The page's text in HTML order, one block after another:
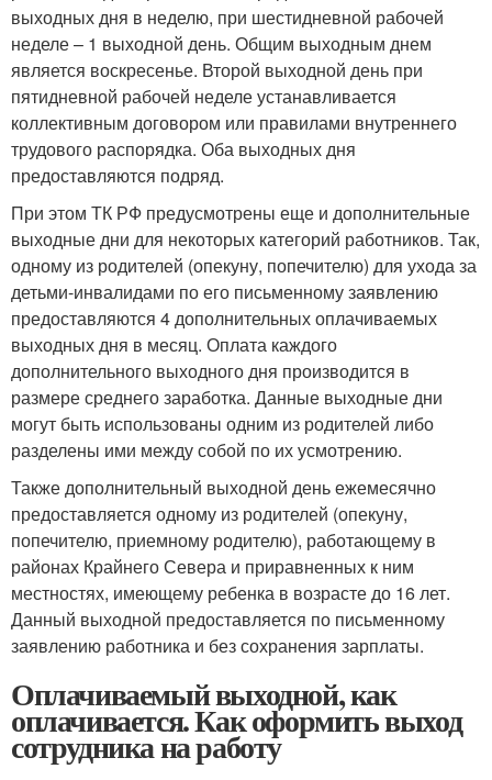
выходных дня в неделю, при шестидневной рабочей
неделе – 1 выходной день. Общим выходным днем
является воскресенье. Второй выходной день при
пятидневной рабочей неделе устанавливается
коллективным договором или правилами внутреннего
трудового распорядка. Оба выходных дня
предоставляются подряд.
При этом ТК РФ предусмотрены еще и дополнительные
выходные дни для некоторых категорий работников. Так,
одному из родителей (опекуну, попечителю) для ухода за
детьми-инвалидами по его письменному заявлению
предоставляются 4 дополнительных оплачиваемых
выходных дня в месяц. Оплата каждого
дополнительного выходного дня производится в
размере среднего заработка. Данные выходные дни
могут быть использованы одним из родителей либо
разделены ими между собой по их усмотрению.
Также дополнительный выходной день ежемесячно
предоставляется одному из родителей (опекуну,
попечителю, приемному родителю), работающему в
районах Крайнего Севера и приравненных к ним
местностях, имеющему ребенка в возрасте до 16 лет.
Данный выходной предоставляется по письменному
заявлению работника и без сохранения зарплаты.
Оплачиваемый выходной, как
оплачивается. Как оформить выход
сотрудника на работу